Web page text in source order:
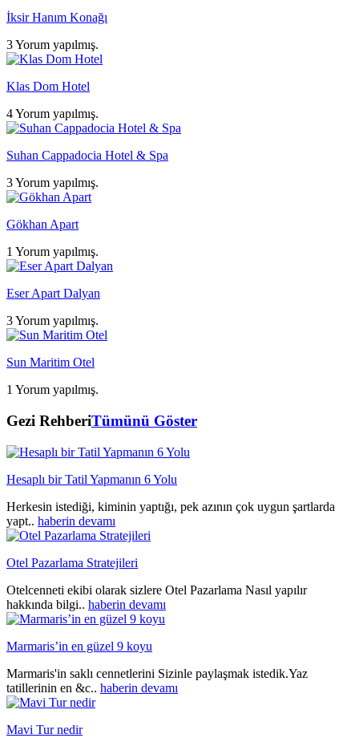
İksir Hanım Konağı
3 Yorum yapılmış.
Klas Dom Hotel
4 Yorum yapılmış.
Suhan Cappadocia Hotel & Spa
3 Yorum yapılmış.
Gökhan Apart
1 Yorum yapılmış.
Eser Apart Dalyan
3 Yorum yapılmış.
Sun Maritim Otel
1 Yorum yapılmış.
Gezi RehberiTümünü Göster
Hesaplı bir Tatil Yapmanın 6 Yolu
Herkesin istediği, kiminin yaptığı, pek azının çok uygun şartlarda
yapt.. haberin devamı
Otel Pazarlama Stratejileri
Otelcenneti ekibi olarak sizlere Otel Pazarlama Nasıl yapılır
hakkında bilgi.. haberin devamı
Marmaris’in en güzel 9 koyu
Marmaris'in saklı cennetlerini Sizinle paylaşmak istedik.Yaz
tatillerinin en &c.. haberin devamı
Mavi Tur nedir